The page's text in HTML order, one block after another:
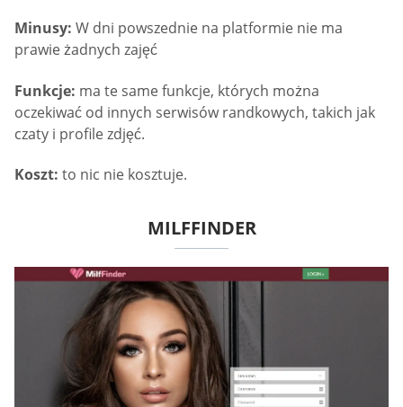
Minusy: W dni powszednie na platformie nie ma
prawie żadnych zajęć
Funkcje: ma te same funkcje, których można
oczekiwać od innych serwisów randkowych, takich jak
czaty i profile zdjęć.
Koszt: to nic nie kosztuje.
MILFFINDER